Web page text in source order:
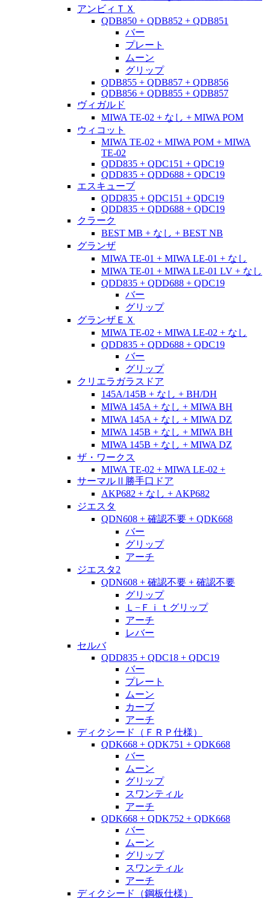
アンビィＴＸ
QDB850 + QDB852 + QDB851
バー
プレート
ムーン
グリップ
QDB855 + QDB857 + QDB856
QDB856 + QDB855 + QDB857
ヴィガルド
MIWA TE-02 + なし + MIWA POM
ウィコット
MIWA TE-02 + MIWA POM + MIWA
TE-02
QDD835 + QDC151 + QDC19
QDD835 + QDD688 + QDC19
エスキューブ
QDD835 + QDC151 + QDC19
QDD835 + QDD688 + QDC19
クラーク
BEST MB + なし + BEST NB
グランザ
MIWA TE-01 + MIWA LE-01 + なし
MIWA TE-01 + MIWA LE-01 LV + なし
QDD835 + QDD688 + QDC19
バー
グリップ
グランザＥＸ
MIWA TE-02 + MIWA LE-02 + なし
QDD835 + QDD688 + QDC19
バー
グリップ
クリエラガラスドア
145A/145B + なし + BH/DH
MIWA 145A + なし + MIWA BH
MIWA 145A + なし + MIWA DZ
MIWA 145B + なし + MIWA BH
MIWA 145B + なし + MIWA DZ
ザ・ワークス
MIWA TE-02 + MIWA LE-02 +
サーマルⅡ勝手口ドア
AKP682 + なし + AKP682
ジエスタ
QDN608 + 確認不要 + QDK668
バー
グリップ
アーチ
ジエスタ2
QDN608 + 確認不要 + 確認不要
グリップ
Ｌ−Ｆｉｔグリップ
アーチ
レバー
セルバ
QDD835 + QDC18 + QDC19
バー
プレート
ムーン
カーブ
アーチ
ディクシード（ＦＲＰ仕様）
QDK668 + QDK751 + QDK668
バー
ムーン
グリップ
スワンティル
アーチ
QDK668 + QDK752 + QDK668
バー
ムーン
グリップ
スワンティル
アーチ
ディクシード（鋼板仕様）